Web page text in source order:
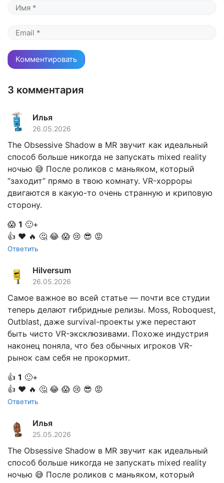
3 комментария
Илья
26.05.2026
The Obsessive Shadow в MR звучит как идеальный
способ больше никогда не запускать mixed reality
ночью 😅 После роликов с маньяком, который
“заходит” прямо в твою комнату. VR-хорроры
двигаются в какую-то очень странную и криповую
сторону.
😱 1 🙂+
👍 ❤️ 🔥 🤔 😂 😱 😢 😎 😡
Ответить
Hilversum
26.05.2026
Самое важное во всей статье — почти все студии
теперь делают гибридные релизы. Moss, Roboquest,
Outblast, даже survival-проекты уже перестают
быть чисто VR-эксклюзивами. Похоже индустрия
наконец поняла, что без обычных игроков VR-
рынок сам себя не прокормит.
👍 1 🙂+
👍 ❤️ 🔥 🤔 😂 😱 😢 😎 😡
Ответить
Илья
25.05.2026
The Obsessive Shadow в MR звучит как идеальный
способ больше никогда не запускать mixed reality
ночью 😅 После роликов с маньяком, который
Имя
Email